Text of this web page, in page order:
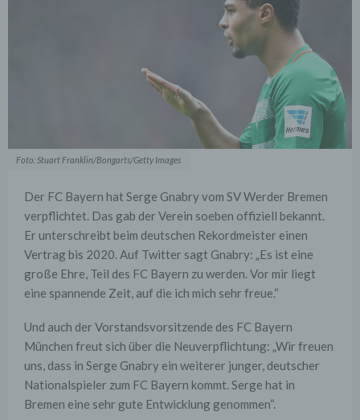
Foto: Stuart Franklin/Bongarts/Getty Images
Der FC Bayern hat Serge Gnabry vom SV Werder Bremen
verpflichtet. Das gab der Verein soeben offiziell bekannt.
Er unterschreibt beim deutschen Rekordmeister einen
Vertrag bis 2020. Auf Twitter sagt Gnabry: „Es ist eine
große Ehre, Teil des FC Bayern zu werden. Vor mir liegt
eine spannende Zeit, auf die ich mich sehr freue.“
Und auch der Vorstandsvorsitzende des FC Bayern
München freut sich über die Neuverpflichtung: „Wir freuen
uns, dass in Serge Gnabry ein weiterer junger, deutscher
Nationalspieler zum FC Bayern kommt. Serge hat in
Bremen eine sehr gute Entwicklung genommen“.